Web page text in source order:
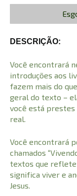
DESCRIÇÃO:
Você encontrará
introduções aos
fazem mais do
geral do texto –
você está prestes
real.
Você encontrará
chamados
textos que
significa viver e
Jesus.